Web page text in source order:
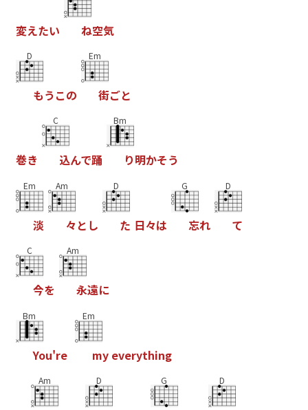
変えたい ね空気
D
もう この
Em
街ごと
巻き
C
込んで踊
Bm
り明かそう
Em
淡
Am
々 と し
D
た 日々は
G
忘れ
D
て
C
今を
Am
永遠に
Bm
You're
Em
my everything
Am D G D